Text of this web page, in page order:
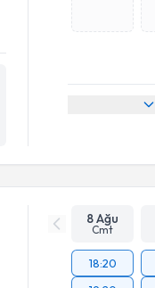
8 Ağu
Cmt
18:20